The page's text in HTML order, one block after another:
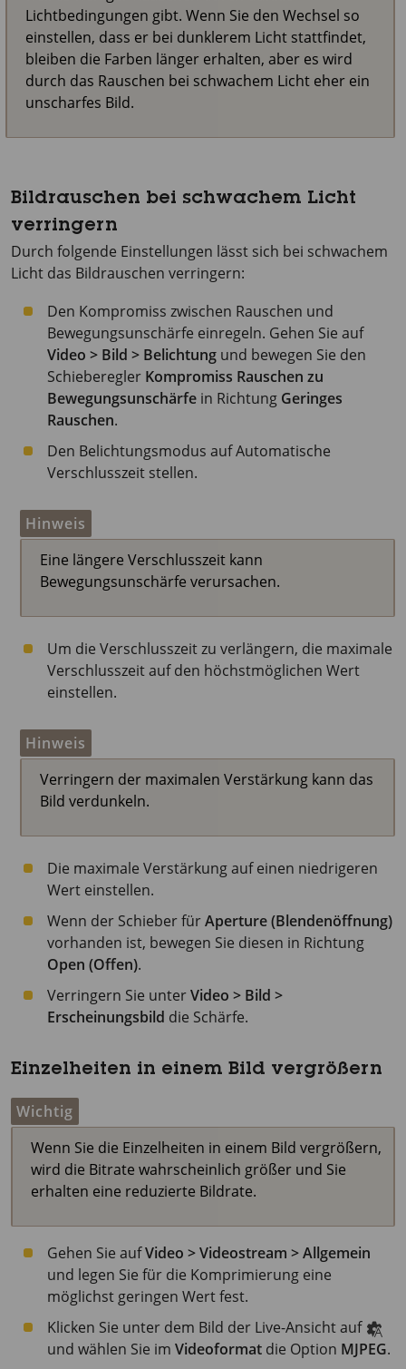
Lichtbedingungen gibt. Wenn Sie den Wechsel so
einstellen, dass er bei dunklerem Licht stattfindet,
bleiben die Farben länger erhalten, aber es wird
durch das Rauschen bei schwachem Licht eher ein
unscharfes Bild.
Bildrauschen bei schwachem Licht
verringern
Durch folgende Einstellungen lässt sich bei schwachem
Licht das Bildrauschen verringern:
Den Kompromiss zwischen Rauschen und
Bewegungsunschärfe einregeln. Gehen Sie auf
Video > Bild > Belichtung und bewegen Sie den
Schieberegler Kompromiss Rauschen zu
Bewegungsunschärfe in Richtung Geringes
Rauschen.
Den Belichtungsmodus auf Automatische
Verschlusszeit stellen.
Hinweis
Eine längere Verschlusszeit kann
Bewegungsunschärfe verursachen.
Um die Verschlusszeit zu verlängern, die maximale
Verschlusszeit auf den höchstmöglichen Wert
einstellen.
Hinweis
Verringern der maximalen Verstärkung kann das
Bild verdunkeln.
Die maximale Verstärkung auf einen niedrigeren
Wert einstellen.
Wenn der Schieber fürAperture (Blendenöffnung)
vorhanden ist, bewegen Sie diesen in Richtung
Open (Offen).
Verringern Sie unterVideo > Bild >
Erscheinungsbild die Schärfe.
Einzelheiten in einem Bild vergrößern
Wichtig
Wenn Sie die Einzelheiten in einem Bild vergrößern,
wird die Bitrate wahrscheinlich größer und Sie
erhalten eine reduzierte Bildrate.
Gehen Sie aufVideo > Videostream > Allgemein
und legen Sie für die Komprimierung eine
möglichst geringen Wert fest.
Klicken Sie unter dem Bild der Live-Ansicht auf
und wählen Sie im Videoformat die Option MJPEG.